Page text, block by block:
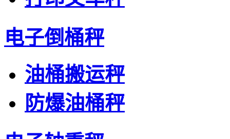
电子倒桶秤
油桶搬运秤
防爆油桶秤